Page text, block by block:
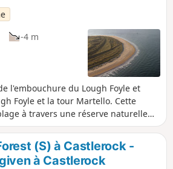
-4 m
l'embouchure du Lough Foyle et
Foyle et la tour Martello. Cette
à travers une réserve naturelle
visiteurs d'explorer la plage ou
et la vie marine.
(S) à Castlerock -
à Castlerock